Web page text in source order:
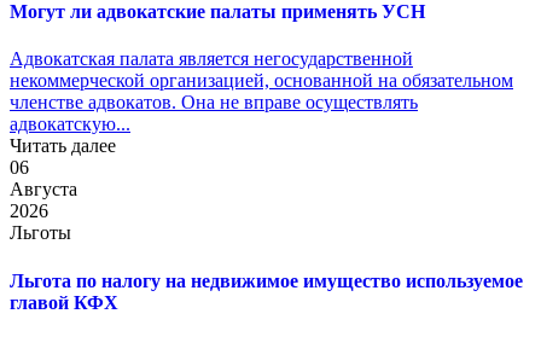
Могут ли адвокатские палаты применять УСН
Адвокатская палата является негосударственной
некоммерческой организацией, основанной на обязательном
членстве адвокатов. Она не вправе осуществлять
адвокатскую...
Читать далее
06
Августа
2026
Льготы
Льгота по налогу на недвижимое имущество используемое
главой КФХ